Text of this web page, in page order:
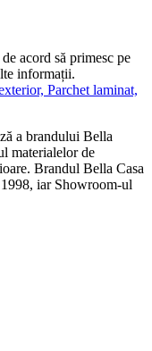
acord să primesc pe
informații.
a brandului Bella
materialelor de
Brandul Bella Casa
iar Showroom-ul